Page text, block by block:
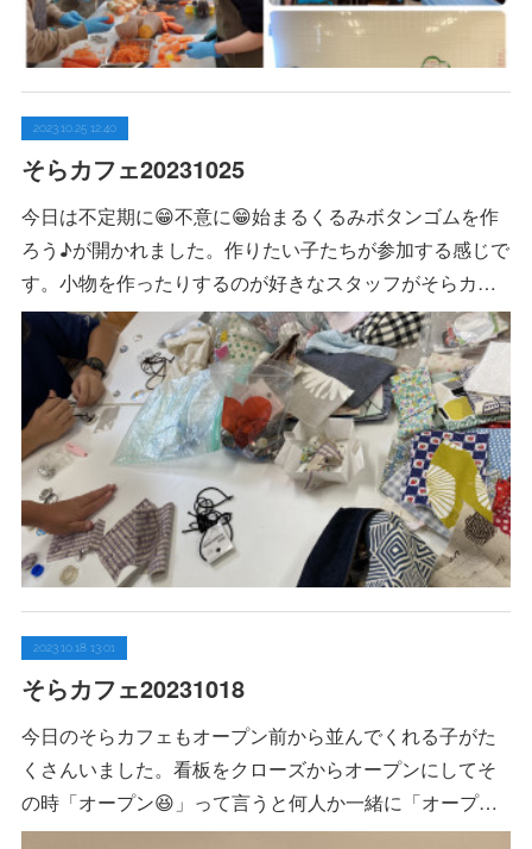
2023.10.25 12:40
そらカフェ20231025
今日は不定期に😁不意に😁始まるくるみボタンゴムを作
ろう♪が開かれました。作りたい子たちが参加する感じで
す。小物を作ったりするのが好きなスタッフがそらカ…
2023.10.18 13:01
そらカフェ20231018
今日のそらカフェもオープン前から並んでくれる子がた
くさんいました。看板をクローズからオープンにしてそ
の時「オープン😆」って言うと何人か一緒に「オープ…